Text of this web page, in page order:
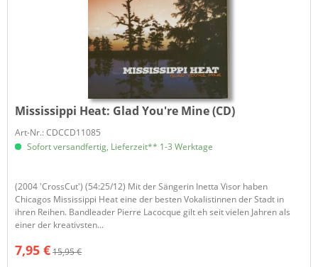
Mississippi Heat: Glad You're Mine (CD)
Art-Nr.: CDCCD11085
Sofort versandfertig, Lieferzeit** 1-3 Werktage
(2004 'CrossCut') (54:25/12) Mit der Sängerin Inetta Visor haben
Chicagos Mississippi Heat eine der besten Vokalistinnen der Stadt in
ihren Reihen. Bandleader Pierre Lacocque gilt eh seit vielen Jahren als
einer der kreativsten...
7,95 €15,95 €